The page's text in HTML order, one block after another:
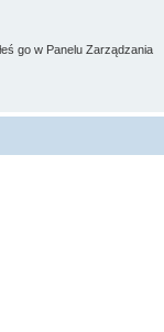
go w Panelu Zarządzania